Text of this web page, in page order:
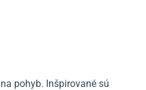
pohyb. Inšpirované sú